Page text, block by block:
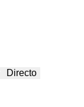
Directo